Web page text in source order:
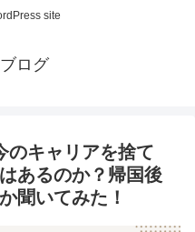
site
ログ
のキャリアを捨て
あるのか？帰国後
聞いてみた！